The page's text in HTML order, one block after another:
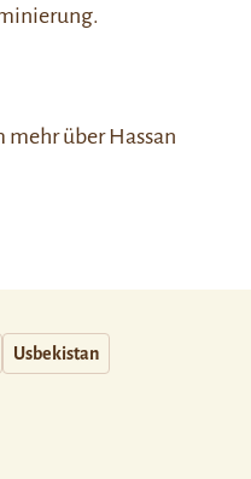
mehr über Hassan
Usbekistan